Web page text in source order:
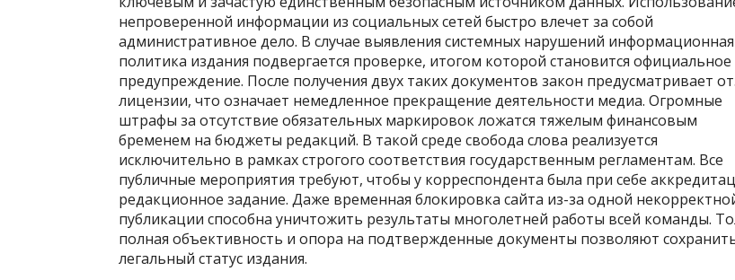
непроверенной информации из социальных сетей быстро влечет за собой
административное дело. В случае выявления системных нарушений информационная
политика издания подвергается проверке, итогом которой становится официальное
предупреждение. После получения двух таких документов закон предусматривает
лицензии, что означает немедленное прекращение деятельности медиа. Огромные
штрафы за отсутствие обязательных маркировок ложатся тяжелым финансовым
бременем на бюджеты редакций. В такой среде свобода слова реализуется
исключительно в рамках строгого соответствия государственным регламентам. Все
публичные мероприятия требуют, чтобы у корреспондента была при себе
редакционное задание. Даже временная блокировка сайта из-за одной
публикации способна уничтожить результаты многолетней работы всей команды.
полная объективность и опора на подтвержденные документы позволяют
легальный статус издания.